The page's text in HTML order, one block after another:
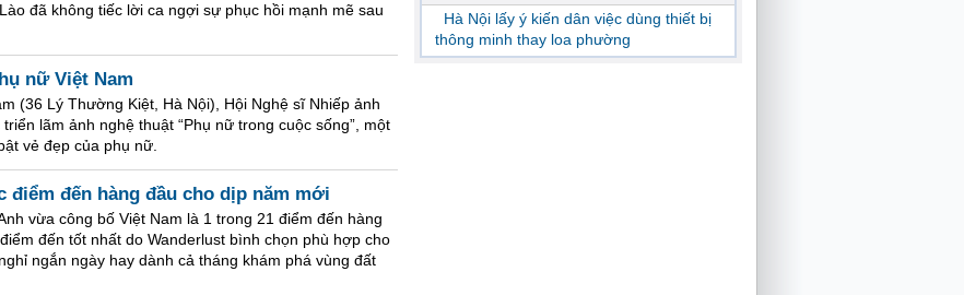
đã không tiếc lời ca ngợi sự phục hồi mạnh mẽ sau
nữ Việt Nam
(36 Lý Thường Kiệt, Hà Nội), Hội Nghệ sĩ Nhiếp ảnh
lãm ảnh nghệ thuật “Phụ nữ trong cuộc sống”, một
vẻ đẹp của phụ nữ.
điểm đến hàng đầu cho dịp năm mới
vừa công bố Việt Nam là 1 trong 21 điểm đến hàng
đến tốt nhất do Wanderlust bình chọn phù hợp cho
ngắn ngày hay dành cả tháng khám phá vùng đất
Hà Nội lấy ý kiến dân việc dùng thiết bị
thông minh thay loa phường